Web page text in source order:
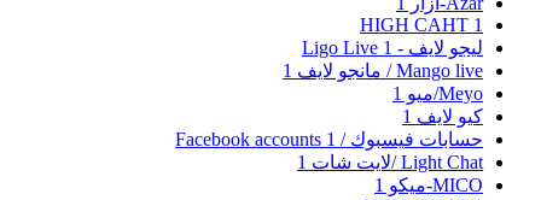
HIGH CAHT 1
ليجو لايف - Ligo Live 1
Mango live / مانجو لايف
1
Meyo/ميو
1
كيو لايف 1
حسابات فيسبوك / Facebook accounts 1
Light Chat /لايت شات
1
MICO-ميكو
1